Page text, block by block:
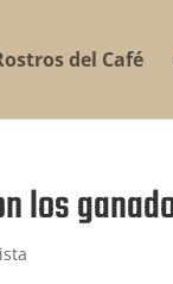
del Café
los